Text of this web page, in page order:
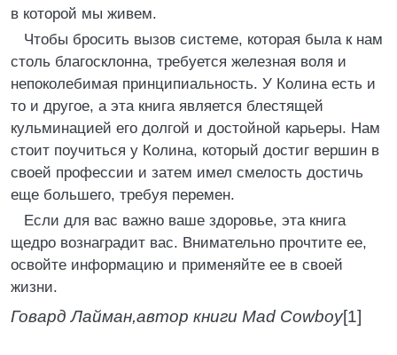
в которой мы живем.
Чтобы бросить вызов системе, которая была к нам
столь благосклонна, требуется железная воля и
непоколебимая принципиальность. У Колина есть и
то и другое, а эта книга является блестящей
кульминацией его долгой и достойной карьеры. Нам
стоит поучиться у Колина, который достиг вершин в
своей профессии и затем имел смелость достичь
еще большего, требуя перемен.
Если для вас важно ваше здоровье, эта книга
щедро вознаградит вас. Внимательно прочтите ее,
освойте информацию и применяйте ее в своей
жизни.
Говард Лайман,автор книги Mad Cowboy[1]